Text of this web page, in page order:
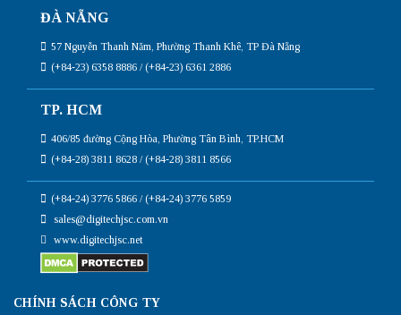
ĐÀ NẴNG
57 Nguyễn Thanh Năm, Phường Thanh Khê, TP Đà Nẵng
(+84-23) 6358 8886 / (+84-23) 6361 2886
TP. HCM
406/85 đường Cộng Hòa, Phường Tân Bình, TP.HCM
(+84-28) 3811 8628 / (+84-28) 3811 8566
(+84-24) 3776 5866 / (+84-24) 3776 5859
sales@digitechjsc.com.vn
www.digitechjsc.net
CHÍNH SÁCH CÔNG TY